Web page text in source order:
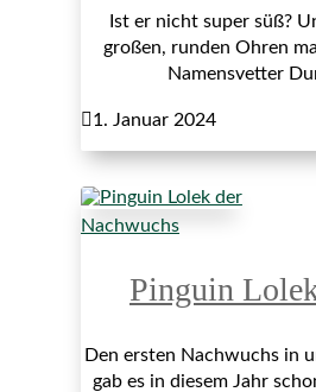
Ist er nicht super süß?
großen, runden Ohren
Namensvetter
1. Januar 2024
Nachwuchs
Pinguin
Den ersten Nachwuchs in
gab es in diesem Jahr